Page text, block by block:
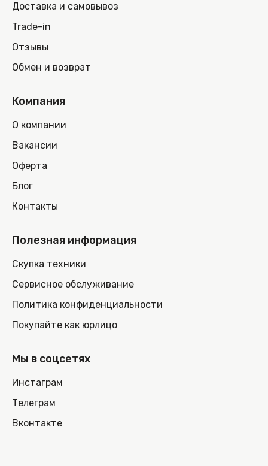
Доставка и самовывоз
Trade-in
Отзывы
Обмен и возврат
Компания
О компании
Вакансии
Оферта
Блог
Контакты
Полезная информация
Скупка техники
Сервисное обслуживание
Политика конфиденциальности
Покупайте как юрлицо
Мы в соцсетях
Инстаграм
Телеграм
Вконтакте